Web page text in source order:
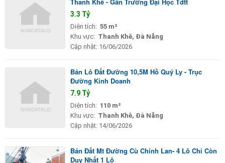
3.3 Tỷ
Diện tích: 55 m²
Khu vực: Thanh Khê, Đà Nẵng
Cập nhật: 16/06/2026
Bán Lô Đất Đường 10,5M Hồ Quý Ly - Trục
Đường Kinh Doanh
7.9 Tỷ
Diện tích: 110 m²
Khu vực: Thanh Khê, Đà Nẵng
Cập nhật: 14/06/2026
Bán Đất Mt Đường Cù Chính Lan- 4 Lô Chỉ Còn
Duy Nhất 1 Lô